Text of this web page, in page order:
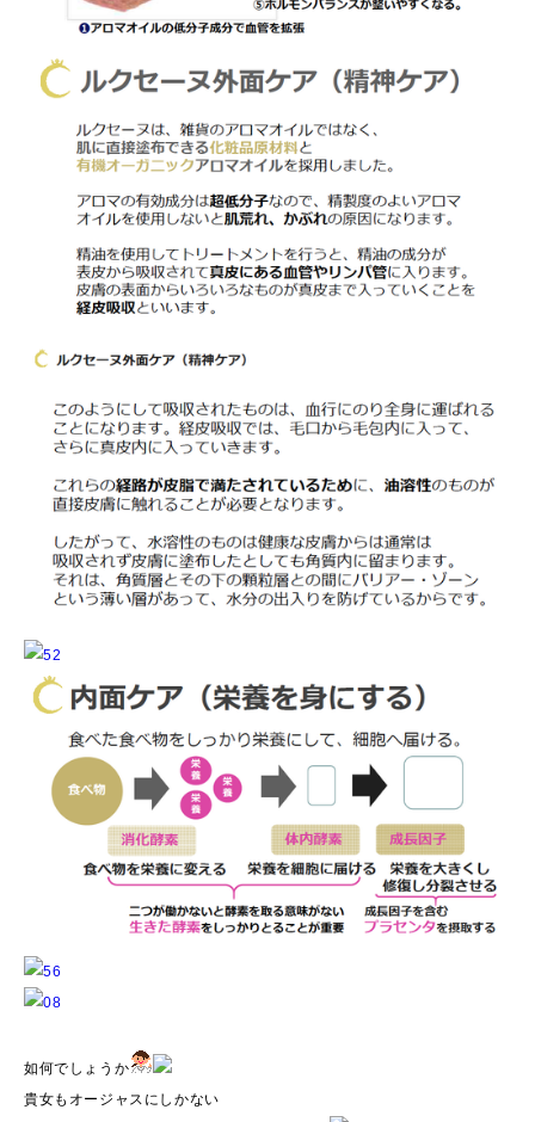
如何でしょうか
貴女もオージャスにしかない